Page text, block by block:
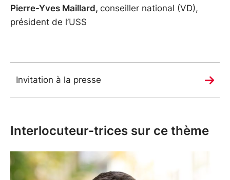
Pierre-Yves Maillard, conseiller national (VD),
président de l’USS
Invitation à la presse
Interlocuteur-trices sur ce thème